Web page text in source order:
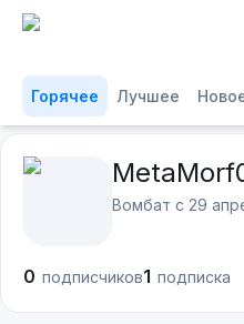
Горячее Лучшее
Вомбат с 29
0 подписчиков1 подписка